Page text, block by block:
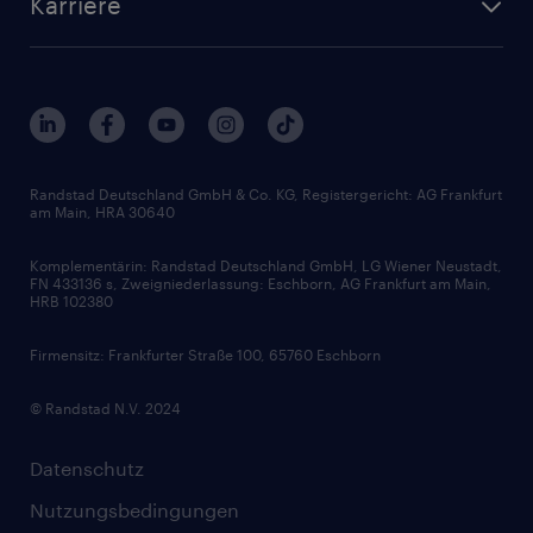
Branchen
Interne Karriere
FAQ - Bewerber / Kunden
Zertifikate und Auszeichnungen
Berufsprofile
Gehaltsthemen
Bewerbungsratgeber
Soft Skills
Skills
Datenschutz
Nutzungsbedingungen
Randstad Deutschland GmbH & Co. KG, Registergericht: AG Frankfurt
am Main, HRA 30640
Komplementärin: Randstad Deutschland GmbH, LG Wiener Neustadt,
FN 433136 s, Zweigniederlassung: Eschborn, AG Frankfurt am Main,
HRB 102380
Firmensitz: Frankfurter Straße 100, 65760 Eschborn
© Randstad N.V. 2024